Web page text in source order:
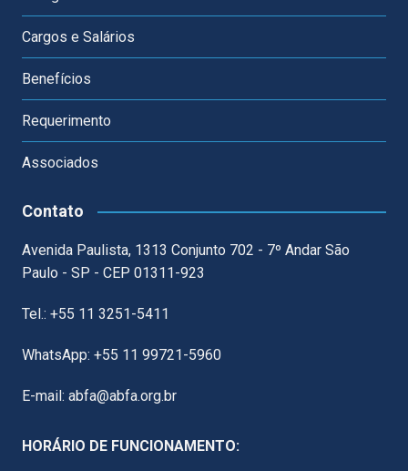
Cargos e Salários
Benefícios
Requerimento
Associados
Contato
Avenida Paulista, 1313 Conjunto 702 - 7º Andar São
Paulo - SP - CEP 01311-923
Tel.: +55 11 3251-5411
WhatsApp: +55 11 99721-5960
E-mail: abfa@abfa.org.br
HORÁRIO DE FUNCIONAMENTO: